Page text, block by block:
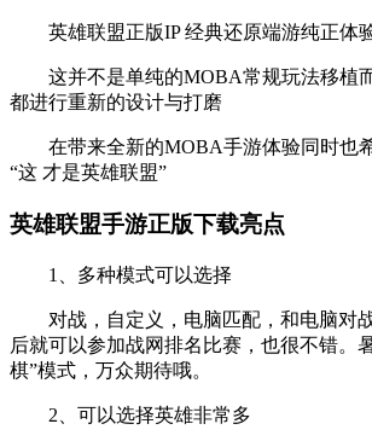
英雄联盟正版IP 经典还原端游纯正体
这并不是单纯的MOBA常规玩法移植
都进行重新的设计与打磨
在带来全新的MOBA手游体验同时也
“这 才是英雄联盟”
英雄联盟手游正版下载亮点
1、多种模式可以选择
对战，自定义，电脑匹配，和电脑对
后就可以参加战网排名比赛，也很不错。
棋”模式，万众期待哦。
2、可以选择英雄非常多